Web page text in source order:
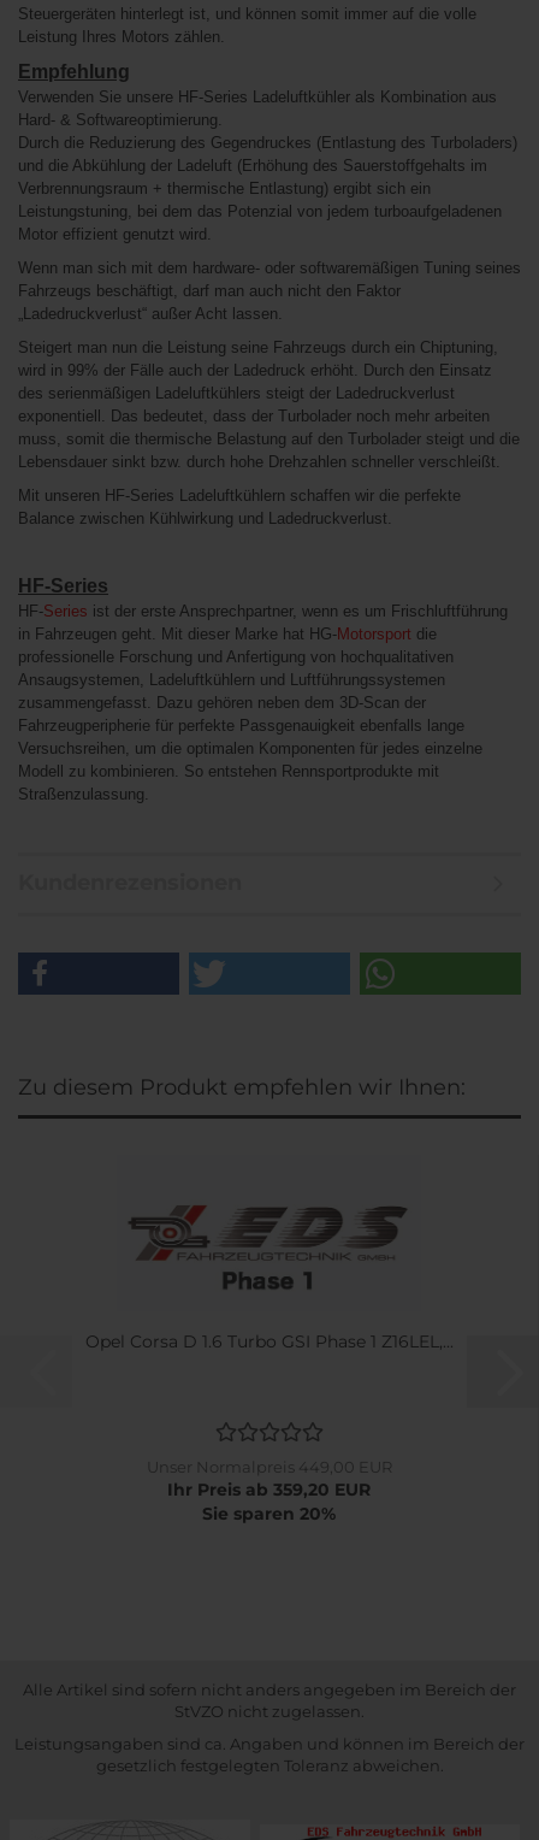
Steuergeräten hinterlegt ist, und können somit immer auf die volle
Leistung Ihres Motors zählen.
Empfehlung
Verwenden Sie unsere HF-Series Ladeluftkühler als Kombination aus
Hard- & Softwareoptimierung.
Durch die Reduzierung des Gegendruckes (Entlastung des Turboladers)
und die Abkühlung der Ladeluft (Erhöhung des Sauerstoffgehalts im
Verbrennungsraum + thermische Entlastung) ergibt sich ein
Leistungstuning, bei dem das Potenzial von jedem turboaufgeladenen
Motor effizient genutzt wird.
Wenn man sich mit dem hardware- oder softwaremäßigen Tuning seines
Fahrzeugs beschäftigt, darf man auch nicht den Faktor
„Ladedruckverlust“ außer Acht lassen.
Steigert man nun die Leistung seine Fahrzeugs durch ein Chiptuning,
wird in 99% der Fälle auch der Ladedruck erhöht. Durch den Einsatz
des serienmäßigen Ladeluftkühlers steigt der Ladedruckverlust
exponentiell. Das bedeutet, dass der Turbolader noch mehr arbeiten
muss, somit die thermische Belastung auf den Turbolader steigt und die
Lebensdauer sinkt bzw. durch hohe Drehzahlen schneller verschleißt.
Mit unseren HF-Series Ladeluftkühlern schaffen wir die perfekte
Balance zwischen Kühlwirkung und Ladedruckverlust.
HF-Series
HF-Series ist der erste Ansprechpartner, wenn es um Frischluftführung
in Fahrzeugen geht. Mit dieser Marke hat HG-Motorsport die
professionelle Forschung und Anfertigung von hochqualitativen
Ansaugsystemen, Ladeluftkühlern und Luftführungssystemen
zusammengefasst. Dazu gehören neben dem 3D-Scan der
Fahrzeugperipherie für perfekte Passgenauigkeit ebenfalls lange
Versuchsreihen, um die optimalen Komponenten für jedes einzelne
Modell zu kombinieren. So entstehen Rennsportprodukte mit
Straßenzulassung.
Zu diesem Produkt empfehlen wir Ihnen:
Opel Corsa D 1.6 Turbo GSI Phase 1 Z16LEL,...
Unser Normalpreis 449,00 EUR
Ihr Preis ab 359,20 EUR
Sie sparen 20%
Alle Artikel sind sofern nicht anders angegeben im Bereich der
StVZO nicht zugelassen.
Leistungsangaben sind ca. Angaben und können im Bereich der
gesetzlich festgelegten Toleranz abweichen.